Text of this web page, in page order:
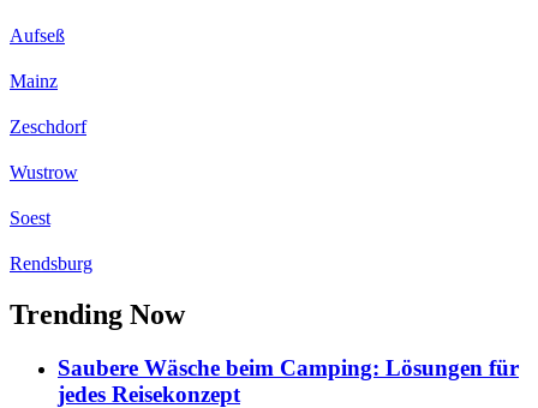
Aufseß
Mainz
Zeschdorf
Wustrow
Soest
Rendsburg
Trending Now
Saubere Wäsche beim Camping: Lösungen für
jedes Reisekonzept